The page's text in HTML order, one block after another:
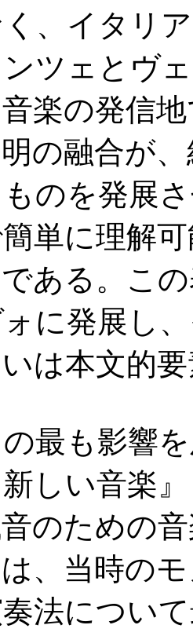
、イタリ
ツェとヴ
楽の発信
の融合が
のを発展
単に理解
ある。こ
に発展し
は本文的
最も影響
しい音楽
のための
、当時の
法につい